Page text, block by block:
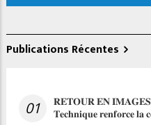
Publications Récentes
01 𝐑𝐄𝐓𝐎𝐔𝐑 𝐄𝐍 𝐈𝐌𝐀𝐆𝐄𝐒
𝐓𝐞𝐜𝐡𝐧𝐢𝐪𝐮𝐞 𝐫𝐞𝐧𝐟𝐨𝐫𝐜𝐞 𝐥𝐚